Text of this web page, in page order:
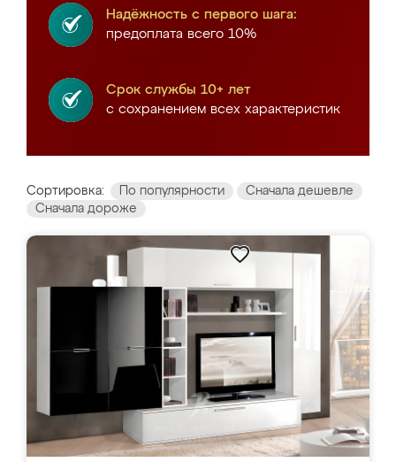
Надёжность с первого шага:
предоплата всего 10%
Срок службы 10+ лет
с сохранением всех характеристик
Сортировка: По популярности
Сначала дешевле
Сначала дороже